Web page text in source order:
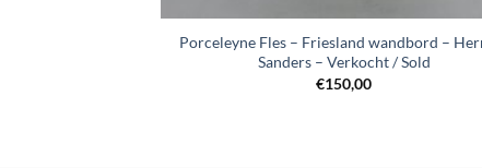
Porceleyne Fles – Friesland wandbord –
Sanders – Verkocht / Sold
€150,00